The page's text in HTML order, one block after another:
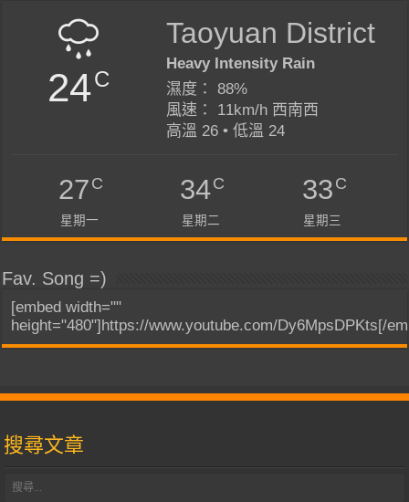
24C
Taoyuan District
Heavy Intensity Rain
濕度： 88%
風速： 11km/h 西南西
高溫 26 • 低溫 24
27C
星期一
34C
星期二
33C
星期三
Fav. Song =)
[embed width=""
height="480"]https://www.youtube.com/Dy6MpsDPKts[/
搜尋文章